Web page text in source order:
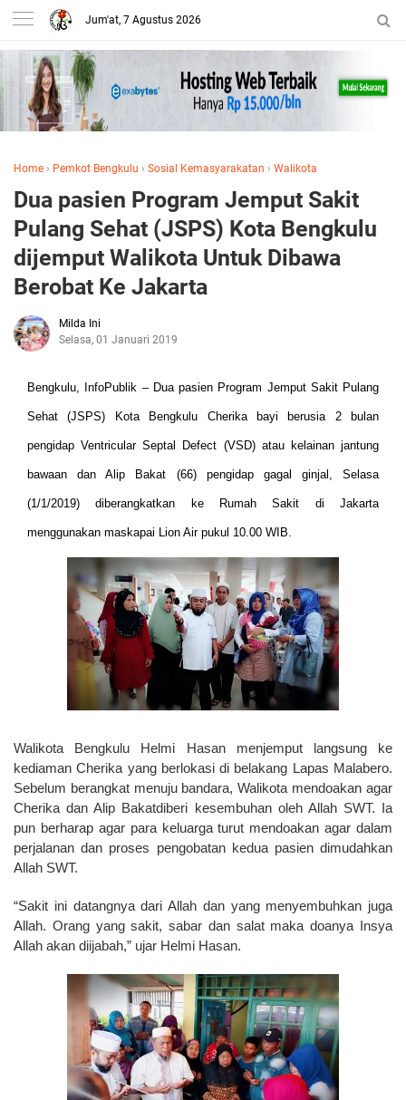
Jum'at, 7 Agustus 2026
Home › Pemkot Bengkulu › Sosial Kemasyarakatan › Walikota
Dua pasien Program Jemput Sakit
Pulang Sehat (JSPS) Kota Bengkulu
dijemput Walikota Untuk Dibawa
Berobat Ke Jakarta
Milda Ini
Selasa, 01 Januari 2019
Bengkulu, InfoPublik – Dua pasien Program Jemput Sakit Pulang
Sehat (JSPS) Kota Bengkulu Cherika bayi berusia 2 bulan
pengidap Ventricular Septal Defect (VSD) atau kelainan jantung
bawaan dan Alip Bakat (66) pengidap gagal ginjal, Selasa
(1/1/2019) diberangkatkan ke Rumah Sakit di Jakarta
menggunakan maskapai Lion Air pukul 10.00 WIB.
Walikota Bengkulu Helmi Hasan menjemput langsung ke
kediaman Cherika yang berlokasi di belakang Lapas Malabero.
Sebelum berangkat menuju bandara, Walikota mendoakan agar
Cherika dan Alip Bakatdiberi kesembuhan oleh Allah SWT. Ia
pun berharap agar para keluarga turut mendoakan agar dalam
perjalanan dan proses pengobatan kedua pasien dimudahkan
Allah SWT.
“Sakit ini datangnya dari Allah dan yang menyembuhkan juga
Allah. Orang yang sakit, sabar dan salat maka doanya Insya
Allah akan diijabah,” ujar Helmi Hasan.